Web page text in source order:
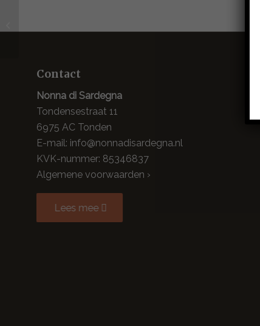
Contact
Nonna di Sardegna
Tondensestraat 11
6975 AC Tonden
E-mail: info@nonnadisardegna.nl
KVK-nummer: 85346837
Algemene voorwaarden ›
Lees mee
moka tot tiramisu